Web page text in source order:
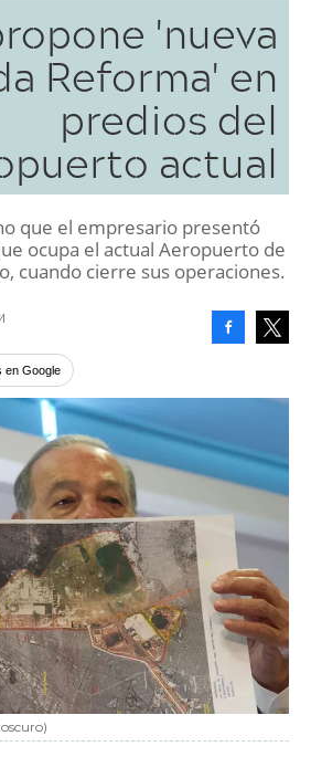
'nueva
Reforma' en
predios del
actual
que el empresario presentó
ocupa el actual Aeropuerto de
cuando cierre sus operaciones.
en Google
)